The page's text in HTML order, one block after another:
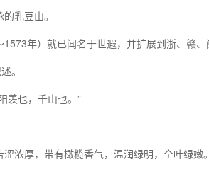
乳豆山。
年）就已闻名于世遐，并扩展到浙、赣、
。
羡也，千山也。”
浓厚，带有橄榄香气，温润绿明，全叶绿嫩